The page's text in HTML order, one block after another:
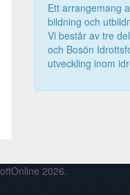
Ett arrangemang
bildning och
Vi består av tre
och Bosön
utveckling inom
2026.